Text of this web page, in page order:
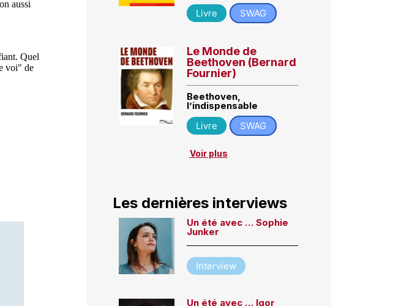
Livre
SWAG
Le Monde de
Beethoven (Bernard
Fournier)
Beethoven,
l’indispensable
Livre
SWAG
Voir plus
Les dernières interviews
Un été avec … Sophie
Junker
Interview
Un été avec … Igor